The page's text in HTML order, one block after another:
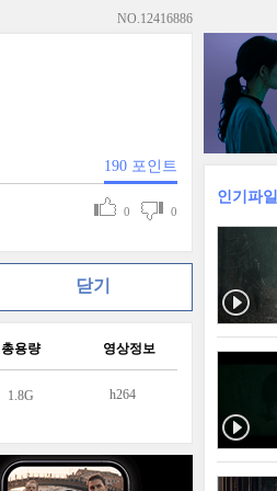
NO.12416886
190 포인트
0 0
닫기
총용량 영상정보
1.8G h264
인기파일